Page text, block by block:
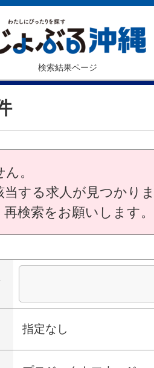
検索結果ページ
。
当する求人が見つかり
検索をお願いします。
指定なし